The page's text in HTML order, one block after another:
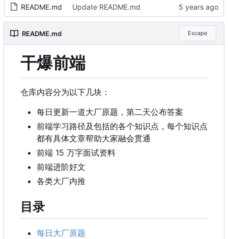
README.md Update README.md
README.md Escape
干爆前端
仓库内容分为以下几块：
每日更新一道大厂原题，第二天公布答案
前端学习路径及包括的各个知识点，每个知识点
都有具体文章帮助大家融会贯通
前端 15 万字面试资料
前端进阶好文
各类大厂内推
目录
每日大厂原题